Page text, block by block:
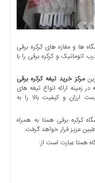
ها و مغازه های کرکره برقی
و کرکره برقی را با
مرکز خرید تیغه کرکره برقی
بیش از ۱۵ سال سابقه در زمینه ارائه انواع تیغه های
ارزان و کیفیت بالا را به
کرکره برقی همتا به همراه
عزیز قرار خواهد گرفت.
همتا عبارت است از: